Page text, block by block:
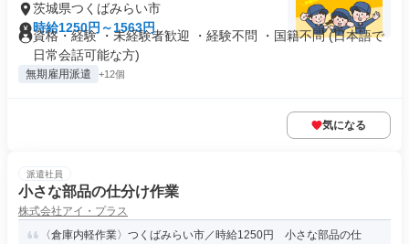
茨城県つくばみらい市
時給1250円～1563円
資格・経験 ・未経験者歓迎 ・経験不問 ・国籍不問 (日本語で
日常会話可能な方)
無期雇用派遣 +12個
気になる
派遣社員
小さな部品の仕分け作業
株式会社アイ・プラス
〈倉庫内軽作業〉つくばみらい市／時給1250円 小さな部品の仕